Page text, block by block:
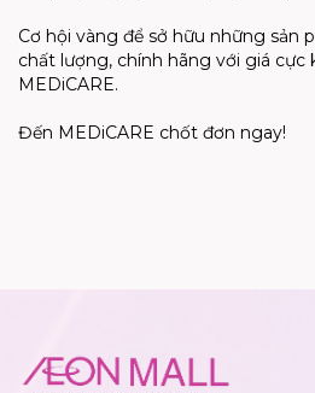
Cơ hội vàng để sở hữu những sản
chất lượng, chính hãng với giá cực
MEDiCARE.
Đến MEDiCARE chốt đơn ngay!